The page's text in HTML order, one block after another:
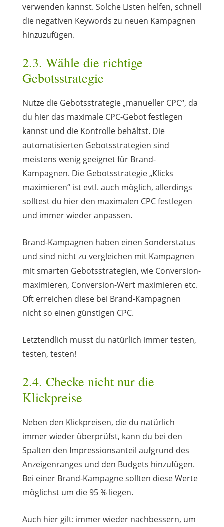
verwenden kannst. Solche Listen helfen, schnell
die negativen Keywords zu neuen Kampagnen
hinzuzufügen.
2.3. Wähle die richtige
Gebotsstrategie
Nutze die Gebotsstrategie „manueller CPC“, da
du hier das maximale CPC-Gebot festlegen
kannst und die Kontrolle behältst. Die
automatisierten Gebotsstrategien sind
meistens wenig geeignet für Brand-
Kampagnen. Die Gebotsstrategie „Klicks
maximieren“ ist evtl. auch möglich, allerdings
solltest du hier den maximalen CPC festlegen
und immer wieder anpassen.
Brand-Kampagnen haben einen Sonderstatus
und sind nicht zu vergleichen mit Kampagnen
mit smarten Gebotsstrategien, wie Conversion-
maximieren, Conversion-Wert maximieren etc.
Oft erreichen diese bei Brand-Kampagnen
nicht so einen günstigen CPC.
Letztendlich musst du natürlich immer testen,
testen, testen!
2.4. Checke nicht nur die
Klickpreise
Neben den Klickpreisen, die du natürlich
immer wieder überprüfst, kann du bei den
Spalten den Impressionsanteil aufgrund des
Anzeigenranges und den Budgets hinzufügen.
Bei einer Brand-Kampagne sollten diese Werte
möglichst um die 95 % liegen.
Auch hier gilt: immer wieder nachbessern, um